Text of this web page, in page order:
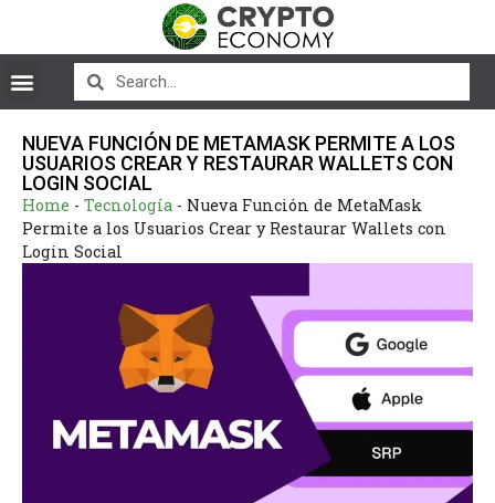
NUEVA FUNCIÓN DE METAMASK PERMITE A LOS
USUARIOS CREAR Y RESTAURAR WALLETS CON
LOGIN SOCIAL
Home - Tecnología - Nueva Función de MetaMask
Permite a los Usuarios Crear y Restaurar Wallets con
Login Social